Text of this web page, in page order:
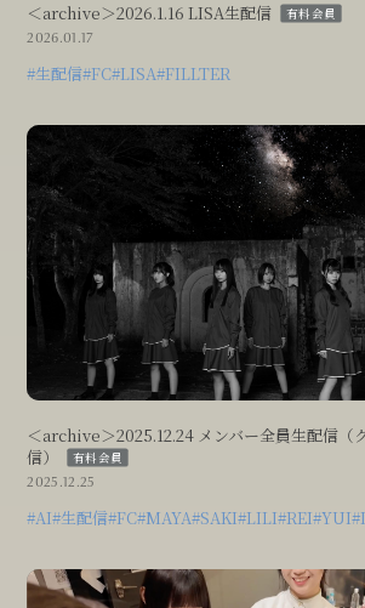
＜archive＞2026.1.16 LISA生配信 有料会員
2026.01.17
#生配信#FC#LISA#FILLTER
＜archive＞2025.12.24 メンバー全員生配信（
信）
有料会員
2025.12.25
#AI#生配信#FC#MAYA#SAKI#LILI#REI#YUI